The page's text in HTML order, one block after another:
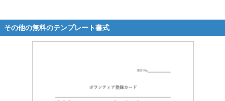
その他の無料のテンプレート書式